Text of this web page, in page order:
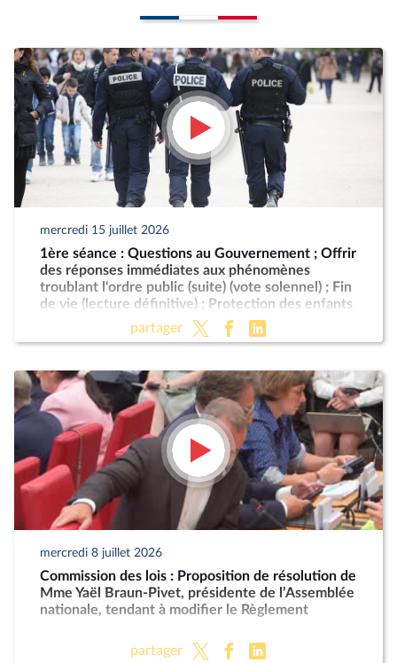
mercredi 15 juillet 2026
1ère séance : Questions au Gouvernement ; Offrir
des réponses immédiates aux phénomènes
troublant l'ordre public (suite) (vote solennel) ; Fin
de vie (lecture définitive) ; Protection des enfants
partager
mercredi 8 juillet 2026
Commission des lois : Proposition de résolution de
Mme Yaël Braun-Pivet, présidente de l’Assemblée
nationale, tendant à modifier le Règlement
partager